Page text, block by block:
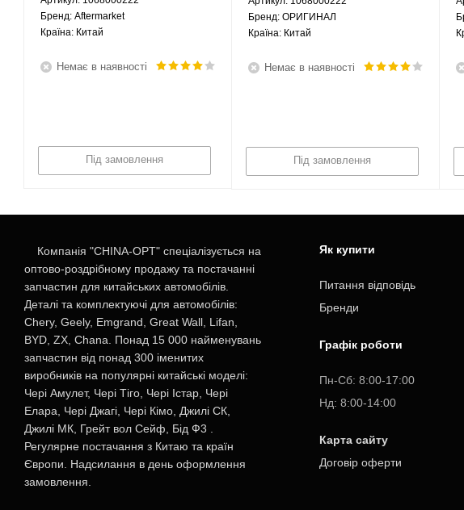
1068000222 Aftermarket
Брeнд: Aftermarket
Країна: Китай
Немає в наявності
Під замовлення
1068000222 ОРИГИНАЛ
Брeнд: ОРИГИНАЛ
Країна: Китай
Немає в наявності
Під замовлення
Компанія "CHINA-OPT" спеціалізується на
оптово-роздрібному продажу та постачанні
запчастин для китайських автомобілів.
Деталі та комплектуючі для автомобілів:
Chery, Geely, Emgrand, Great Wall, Lifan,
BYD, ZX, Chana. Понад 15 000 найменувань
запчастин від понад 300 іменитих
виробників на популярні китайські моделі:
Чері Амулет, Чері Тіго, Чері Істар, Чері
Елара, Чері Джагі, Чері Кімо, Джилі СК,
Джилі МК, Грейт вол Сейф, Бід Ф3 .
Регулярне постачання з Китаю та країн
Європи. Надсилання в день оформлення
замовлення.
Як купити
Питання відповідь
Бренди
Графік роботи
Пн-Cб: 8:00-17:00
Нд: 8:00-14:00
Карта сайту
Договір оферти